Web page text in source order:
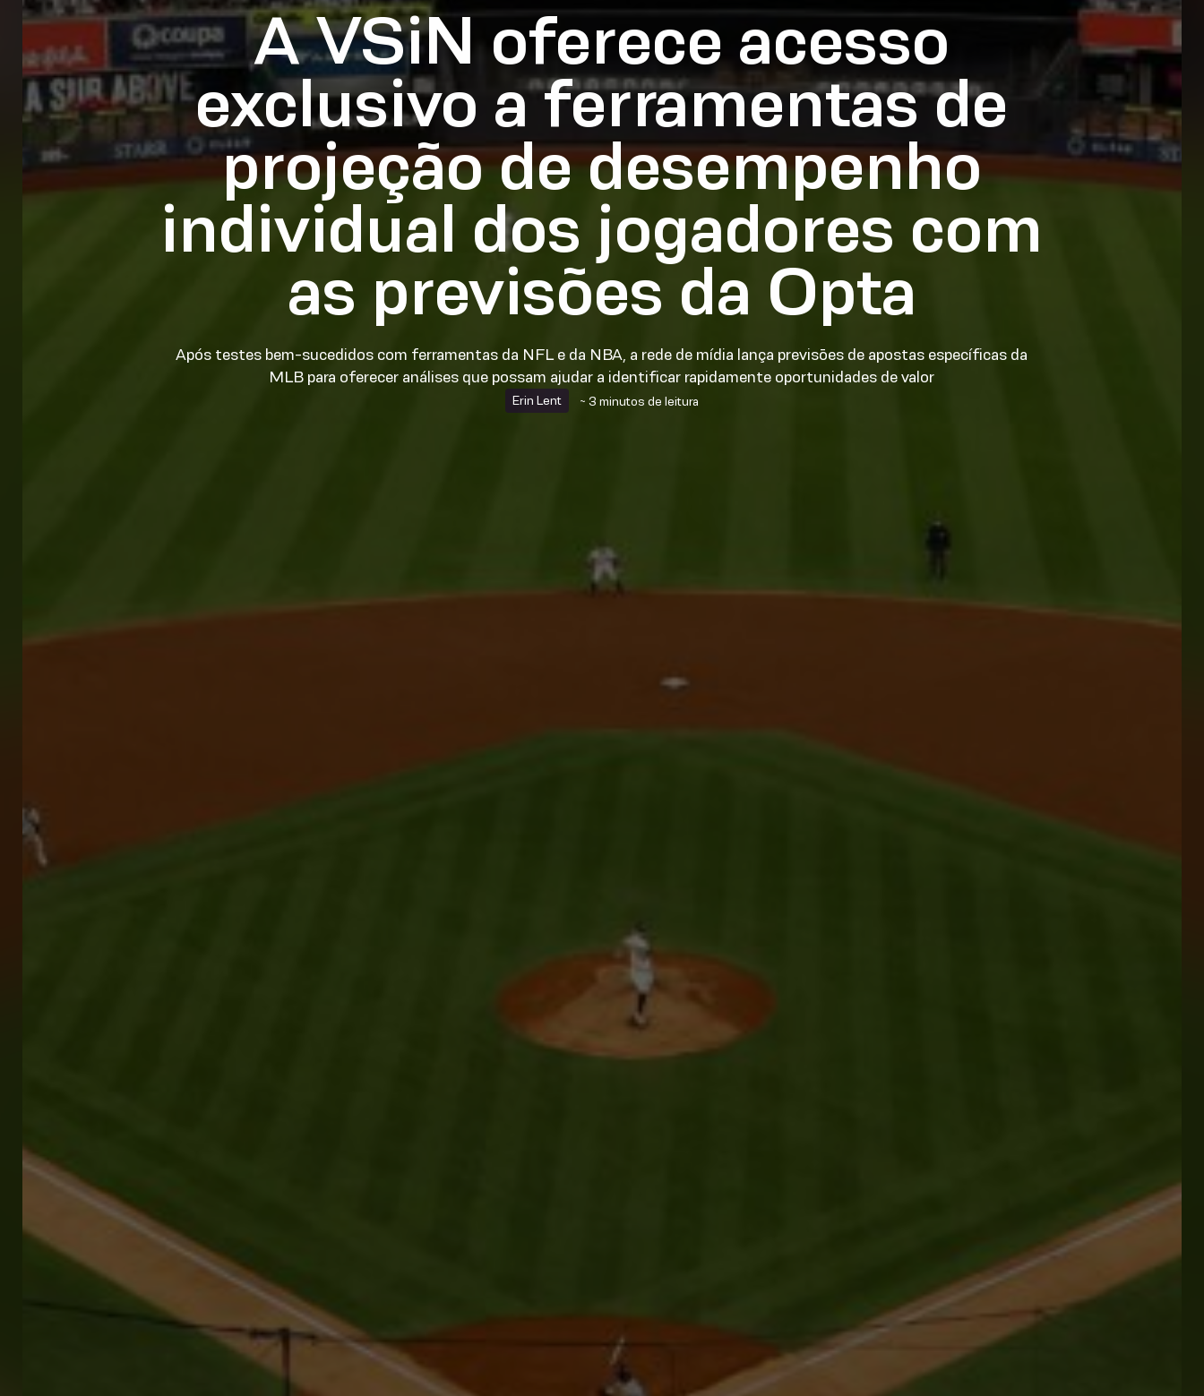
A VSiN oferece acesso
exclusivo a ferramentas de
projeção de desempenho
individual dos jogadores com
as previsões da Opta
Após testes bem-sucedidos com ferramentas da NFL e da NBA, a rede de mídia lança previsões de apostas específicas da
MLB para oferecer análises que possam ajudar a identificar rapidamente oportunidades de valor
Erin Lent ~ 3 minutos de leitura